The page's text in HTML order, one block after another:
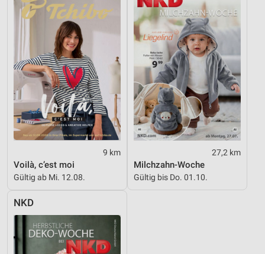
9 km
Voilà, c’est moi
Gültig ab Mi. 12.08.
27,2 km
Milchzahn-Woche
Gültig bis Do. 01.10.
NKD